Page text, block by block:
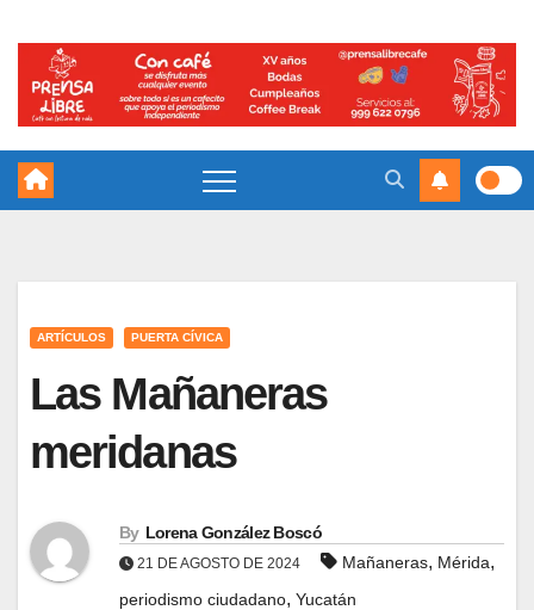
ARTÍCULOS PUERTA CÍVICA
Las Mañaneras
meridanas
By Lorena González Boscó
21 DE AGOSTO DE 2024 Mañaneras, Mérida,
periodismo ciudadano, Yucatán